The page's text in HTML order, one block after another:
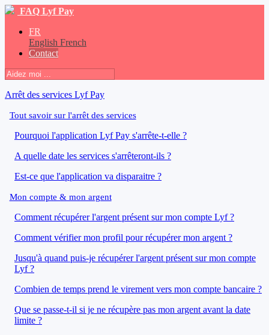
FAQ Lyf Pay
FR
English French
Contact
Arrêt des services Lyf Pay
Tout savoir sur l'arrêt des services
Pourquoi l'application Lyf Pay s'arrête-t-elle ?
A quelle date les services s'arrêteront-ils ?
Est-ce que l'application va disparaitre ?
Mon compte & mon argent
Comment récupérer l'argent présent sur mon compte Lyf ?
Comment vérifier mon profil pour récupérer mon argent ?
Jusqu'à quand puis-je récupérer l'argent présent sur mon compte
Lyf ?
Combien de temps prend le virement vers mon compte bancaire ?
Que se passe-t-il si je ne récupère pas mon argent avant la date
limite ?